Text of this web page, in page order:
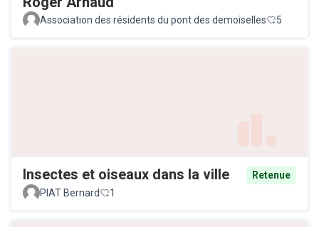
Association des résidents du pont des demoiselles 5
Insectes et oiseaux dans la ville
Retenue
PIAT Bernard
1